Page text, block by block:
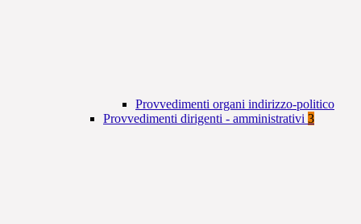
Provvedimenti organi indirizzo-politico
Provvedimenti dirigenti - amministrativi 3